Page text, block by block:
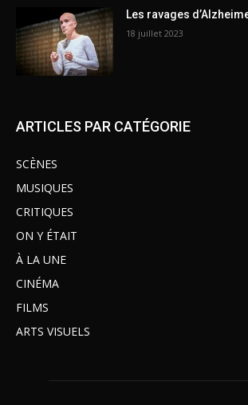
Les ravages
18 juillet 2023
ARTICLES PAR CATÉGORIE
SCÈNES
MUSIQUES
CRITIQUES
ON Y ÉTAIT
À LA UNE
CINÉMA
FILMS
ARTS VISUELS